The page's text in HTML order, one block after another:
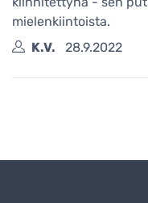
mielenkiintoista.
K.V.
28.9.2022